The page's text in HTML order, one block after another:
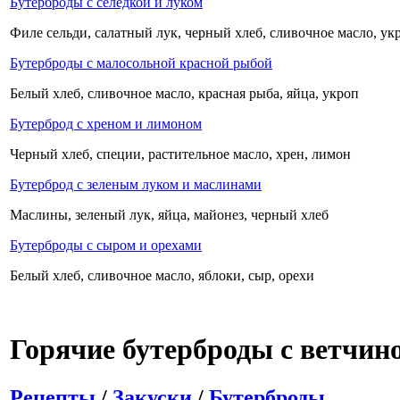
Филе сельди, салатный лук, черный хлеб, сливочное масло,
Бутерброды с малосольной красной рыбой
Белый хлеб, сливочное масло, красная рыба, яйца, укроп
Бутерброд с хреном и лимоном
Черный хлеб, специи, растительное масло, хрен, лимон
Бутерброд с зеленым луком и маслинами
Маслины, зеленый лук, яйца, майонез, черный хлеб
Бутерброды с сыром и орехами
Белый хлеб, сливочное масло, яблоки, сыр, орехи
Горячие бутерброды с